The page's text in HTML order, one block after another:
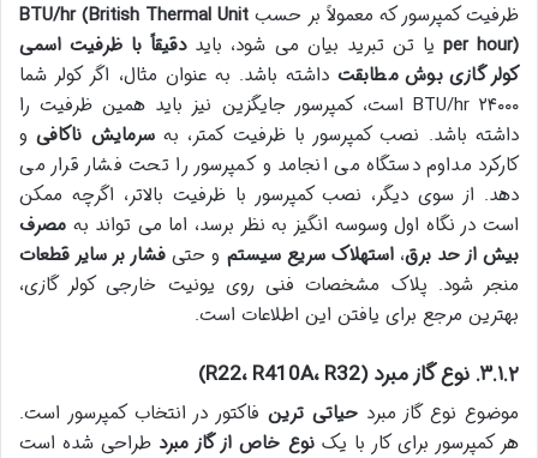
ظرفیت کمپرسور که معمولاً بر حسب BTU/hr (British Thermal Unit
per hour) یا تن تبرید بیان می شود، بایددقیقاً با ظرفیت اسمی
کولر گازی بوش مطابقتداشته باشد. به عنوان مثال، اگر کولر شما
۲۴۰۰۰ BTU/hr است، کمپرسور جایگزین نیز باید همین ظرفیت را
داشته باشد. نصب کمپرسور با ظرفیت کمتر، بهسرمایش ناکافیو
کارکرد مداوم دستگاه می انجامد و کمپرسور را تحت فشار قرار می
دهد. از سوی دیگر، نصب کمپرسور با ظرفیت بالاتر، اگرچه ممکن
است در نگاه اول وسوسه انگیز به نظر برسد، اما می تواند به مصرف
بیش از حد برق،استهلاک سریع سیستم و حتی فشار بر سایر قطعات
منجر شود. پلاک مشخصات فنی روی یونیت خارجی کولر گازی،
بهترین مرجع برای یافتن این اطلاعات است.
۳.۱.۲. نوع گاز مبرد (R22، R410A، R32)
موضوع نوع گاز مبردحیاتی ترین فاکتور در انتخاب کمپرسور است.
هر کمپرسور برای کار با یکنوع خاص از گاز مبرد طراحی شده است